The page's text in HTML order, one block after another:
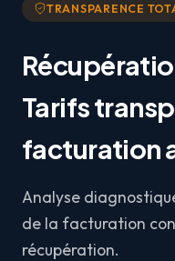
TRANSPARENCE
Tarifs
facturation
Analyse
de la facturation
récupération.